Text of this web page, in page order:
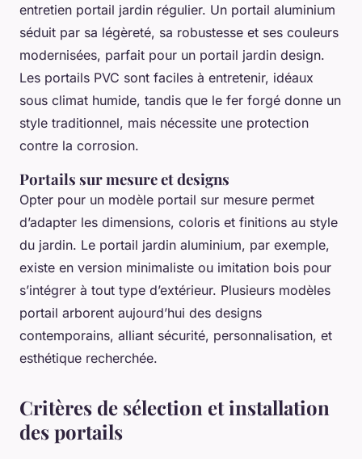
entretien portail jardin régulier. Un portail aluminium
séduit par sa légèreté, sa robustesse et ses couleurs
modernisées, parfait pour un portail jardin design.
Les portails PVC sont faciles à entretenir, idéaux
sous climat humide, tandis que le fer forgé donne un
style traditionnel, mais nécessite une protection
contre la corrosion.
Portails sur mesure et designs
Opter pour un modèle portail sur mesure permet
d’adapter les dimensions, coloris et finitions au style
du jardin. Le portail jardin aluminium, par exemple,
existe en version minimaliste ou imitation bois pour
s’intégrer à tout type d’extérieur. Plusieurs modèles
portail arborent aujourd’hui des designs
contemporains, alliant sécurité, personnalisation, et
esthétique recherchée.
Critères de sélection et installation
des portails